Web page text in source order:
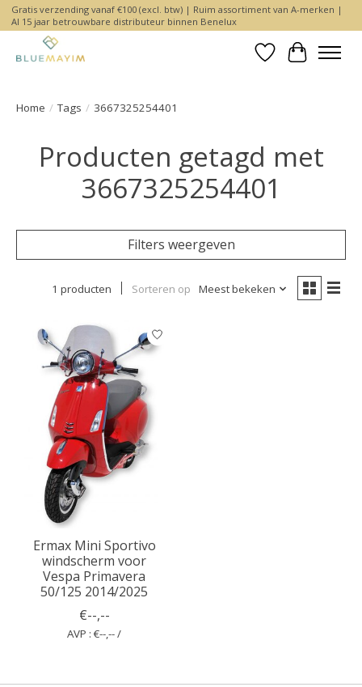
Gratis verzending vanaf €100 (excl. btw) | Ruim assortiment van A-merken |
Al 15 jaar betrouwbare distributeur binnen Benelux
Verlanglijst
Home / Tags / 3667325254401
Producten getagd met
3667325254401
Filters weergeven
1 producten Sorteren op Meest bekeken
Ermax Mini Sportivo
windscherm voor
Vespa Primavera
50/125 2014/2025
€--,--
AVP : €--,-- /